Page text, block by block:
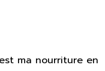
ma nourriture en